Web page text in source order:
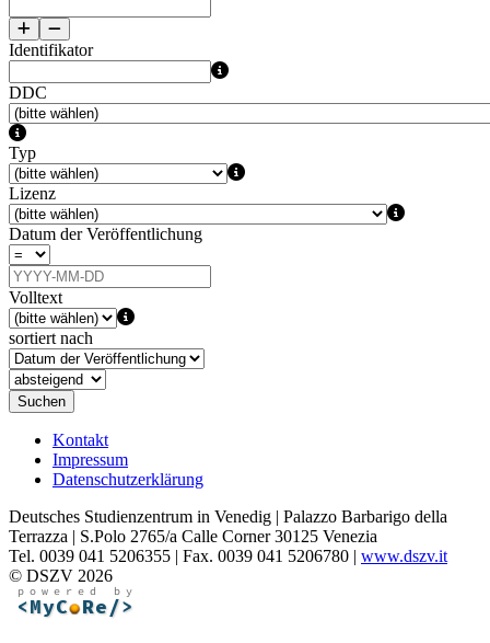
Identifikator
DDC
Typ
Lizenz
Datum der Veröffentlichung
Volltext
sortiert nach
Suchen
Kontakt
Impressum
Datenschutzerklärung
Deutsches Studienzentrum in Venedig | Palazzo Barbarigo della
Terrazza | S.Polo 2765/a Calle Corner 30125 Venezia
Tel. 0039 041 5206355 | Fax. 0039 041 5206780 | www.dszv.it
© DSZV 2026